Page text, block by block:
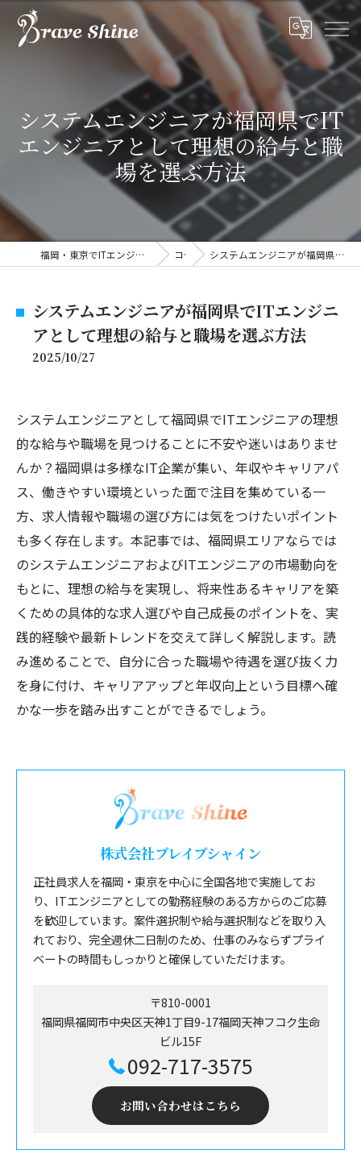
システムエンジニアが福岡県でIT
エンジニアとして理想の給与と職
場を選ぶ方法
福岡・東京でITエンジニアの求人なら株式会社ブレイブシャイン コラム システムエンジニアが福岡県でITエンジニアとして理想の給与と職場を選ぶ方法
システムエンジニアが福岡県でITエンジニ
アとして理想の給与と職場を選ぶ方法
2025/10/27
システムエンジニアとして福岡県でITエンジニアの理想
的な給与や職場を見つけることに不安や迷いはありませ
んか？福岡県は多様なIT企業が集い、年収やキャリアパ
ス、働きやすい環境といった面で注目を集めている一
方、求人情報や職場の選び方には気をつけたいポイント
も多く存在します。本記事では、福岡県エリアならでは
のシステムエンジニアおよびITエンジニアの市場動向を
もとに、理想の給与を実現し、将来性あるキャリアを築
くための具体的な求人選びや自己成長のポイントを、実
践的経験や最新トレンドを交えて詳しく解説します。読
み進めることで、自分に合った職場や待遇を選び抜く力
を身に付け、キャリアアップと年収向上という目標へ確
かな一歩を踏み出すことができるでしょう。
株式会社ブレイブシャイン
正社員求人を福岡・東京を中心に全国各地で実施してお
り、ITエンジニアとしての勤務経験のある方からのご応募
を歓迎しています。案件選択制や給与選択制などを取り入
れており、完全週休二日制のため、仕事のみならずプライ
ベートの時間もしっかりと確保していただけます。
〒810-0001
福岡県福岡市中央区天神1丁目9-17福岡天神フコク生命
ビル15F
092-717-3575
お問い合わせはこちら